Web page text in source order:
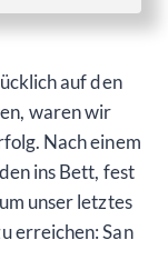
auf den
waren wir
Nach einem
ins Bett, fest
unser letztes
erreichen: San